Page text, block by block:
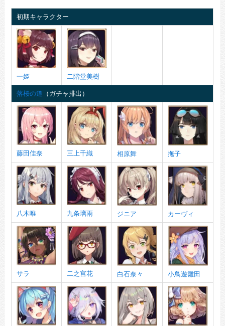
初期キャラクター
一姫 二階堂美樹
落桜の道 （ガチャ排出）
藤田佳奈 三上千織 相原舞 撫子
八木唯 九条璃雨 ジニア カーヴィ
サラ 二之宫花 白石奈々 小鳥遊雛田